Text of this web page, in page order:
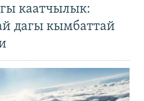
каатчылык:
дагы кымбаттай